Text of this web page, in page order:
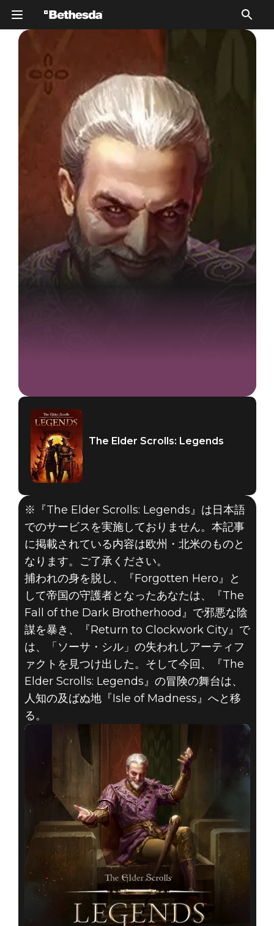
The Elder Scrolls: Legends
2018年8月10日
THE ELDER
SCROLLS:
LEGENDS - ISLE
OF MADNESS発
表
The Elder Scrolls: Legends
※『The Elder Scrolls: Legends』は日本語
でのサービスを実施しておりません。本記事
に掲載されている内容は欧州・北米のものと
なります。ご了承ください。
捕われの身を脱し、『Forgotten Hero』と
して帝国の守護者となったあなたは、『The
Fall of the Dark Brotherhood』で邪悪な陰
謀を暴き、『Return to Clockwork City』で
は、「ソーサ・シル」の失われしアーティフ
ァクトを見つけ出した。そして今回、『The
Elder Scrolls: Legends』の冒険の舞台は、
人知の及ばぬ地『Isle of Madness』へと移
る。